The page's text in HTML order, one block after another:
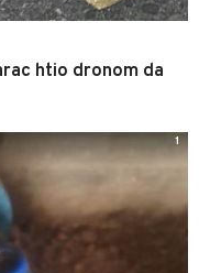
htio dronom da
1